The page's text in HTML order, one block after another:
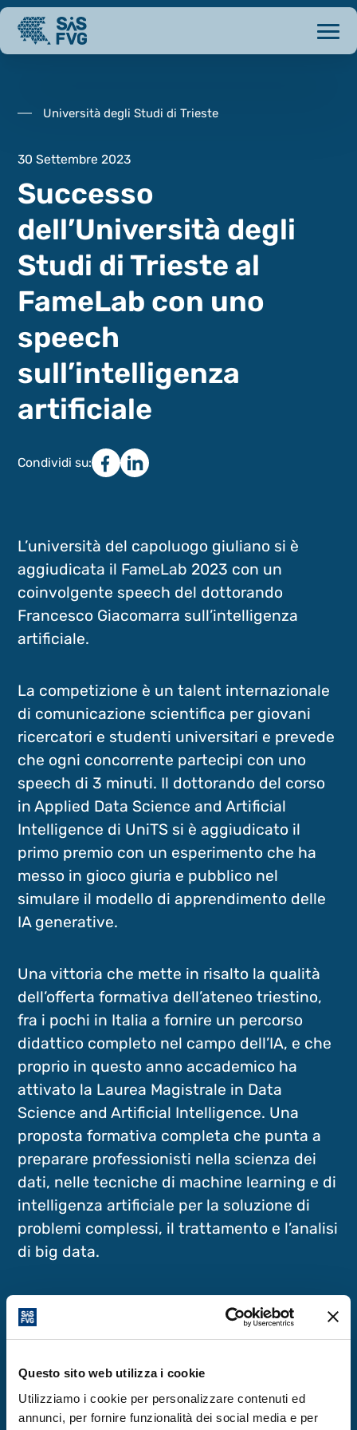
Questo sito web utilizza i cookie
Utilizziamo i cookie per personalizzare contenuti ed
annunci, per fornire funzionalità dei social media e per
Università degli Studi di Trieste
30 Settembre 2023
Successo
dell’Università degli
Studi di Trieste al
FameLab con uno
speech
sull’intelligenza
artificiale
Condividi su:
L’università del capoluogo giuliano si è
aggiudicata il FameLab 2023 con un
coinvolgente speech del dottorando
Francesco Giacomarra sull’intelligenza
artificiale.
La competizione è un talent internazionale
di comunicazione scientifica per giovani
ricercatori e studenti universitari e prevede
che ogni concorrente partecipi con uno
speech di 3 minuti. Il dottorando del corso
in Applied Data Science and Artificial
Intelligence di UniTS si è aggiudicato il
primo premio con un esperimento che ha
messo in gioco giuria e pubblico nel
simulare il modello di apprendimento delle
IA generative.
Una vittoria che mette in risalto la qualità
dell’offerta formativa dell’ateneo triestino,
fra i pochi in Italia a fornire un percorso
didattico completo nel campo dell’IA, e che
proprio in questo anno accademico ha
attivato la Laurea Magistrale in Data
Science and Artificial Intelligence. Una
proposta formativa completa che punta a
preparare professionisti nella scienza dei
dati, nelle tecniche di machine learning e di
intelligenza artificiale per la soluzione di
problemi complessi, il trattamento e l’analisi
di big data.
Con il primo posto conquistato
dall’Università di Trieste al FameLab, il SiS
mosaico di eccellenza della ricerca
scientifica regionale.